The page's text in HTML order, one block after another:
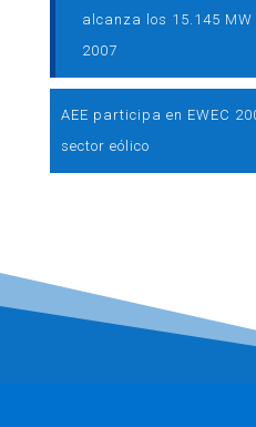
alcanza los 15.145 MW
2007
AEE participa en EWEC
sector eólico